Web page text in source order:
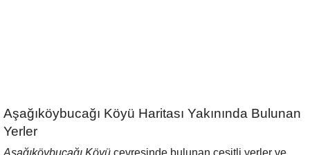
Aşağıköybucağı Köyü Haritası Yakınında Bulunan
Yerler
Aşağıköybucağı Köyü çevresinde bulunan çeşitli yerler ve